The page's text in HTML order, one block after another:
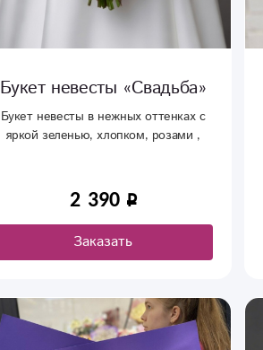
Букет невесты «Свадьба»
Букет невесты в нежных оттенках с
яркой зеленью, хлопком, розами ,
2 390
Заказать